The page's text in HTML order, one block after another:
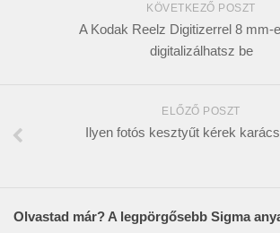
KÖVETKEZŐ POSZT
A Kodak Reelz Digitizerrel 8 mm-
digitalizálhatsz be
ELŐZŐ POSZT
Ilyen fotós kesztyűt kérek
Olvastad már? A legpörgősebb Sigma